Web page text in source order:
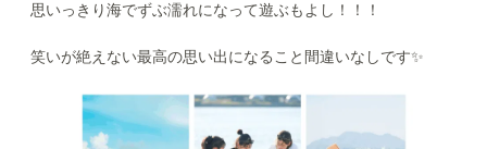
思いっきり海でずぶ濡れになって遊ぶもよし！！！
笑いが絶えない最高の思い出になること間違いなしです✨